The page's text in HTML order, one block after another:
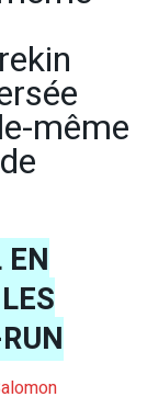
même